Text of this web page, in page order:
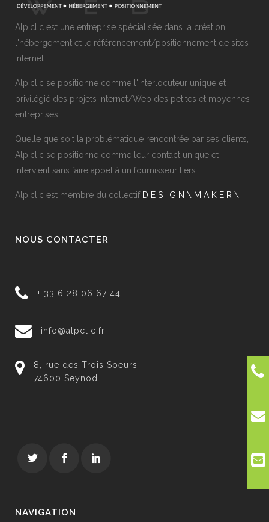
Alp'clic est une entreprise spécialisée dans la création,
l'hébergement et le référencement/positionnement de sites
Internet.
Alp'clic se positionne comme l'interlocuteur unique et
privilégié des projets Internet/Web des petites et moyennes
entreprises.
Quelle que soit la problématique rencontrée par ses clients,
Alp'clic se positionne comme leur contact unique et
intervient sans faire appel à un fournisseur tiers.
Alp'clic est membre du collectif D E S I G N \ M A K E R \
NOUS CONTACTER
+ 33 6 28 06 67 44
info@alpclic.fr
8, rue des Trois Soeurs
74600 Seynod
NAVIGATION